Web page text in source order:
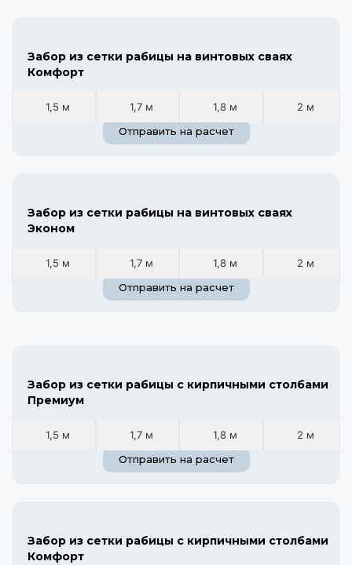
Забор из сетки рабицы на винтовых сваях
Комфорт
1,5 м 1,7 м 1,8 м
2 м
Отправить на расчет
Забор из сетки рабицы на винтовых сваях
Эконом
1,5 м 1,7 м 1,8 м
2 м
Отправить на расчет
Забор из сетки рабицы с кирпичными столбами
Премиум
1,5 м 1,7 м 1,8 м
2 м
Отправить на расчет
Забор из сетки рабицы с кирпичными столбами
Комфорт